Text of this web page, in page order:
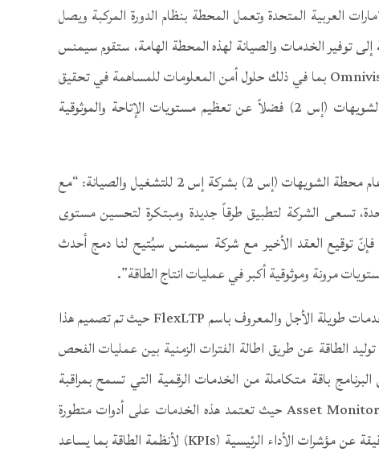
في أبوظبي بدولة الإمارات العربية المتحدة وتعمل المحطة بنظام الدورة المركبة ويصل
1500 ميجاوات. وبالإضافة إلى توفير الخدمات والصيانة لهذه المحطة الهامة، ستقوم سيمنس
أيضاً بتوفير باقة من خدماتها الرقمية والتي تُعرف باسم Omnivise بما في ذلك حلول أمن المعلومات للمساهمة في تحقيق
أعلى مستويات من المراقبة للأصول الإنتاجية بمحطة الشويهات (إس 2) فضلاً عن تعظيم مستويات الإتاحة والموثوقية
وتعليقاً على هذا العقد، صرح السيد راميش كاكدي، مدير عام محطة الشويهات (إس 2) بشركة إس 2 للتشغيل والصيانة: “مع
تسعى الشركة لتطبيق طرقاً جديدة ومبتكرة لتحسين مستوى
فإنّ توقيع العقد الأخير مع شركة سيمنس سيُتيح لنا دمج أحدث
مرونة وموثوقية أكبر في عمليات انتاج الطاقة”.
يُشار هنا أن العقد يتضمَّن أيضا تطبيق برنامج سيمنس للخدمات طويلة الأجل والمعروف باسم FlexLTP حيث تم تصميم هذا
الطاقة عن طريق اطالة الفترات الزمنية بين عمليات الفحص
باقة متكاملة من الخدمات الرقمية التي تسمح بمراقبة
وتشخيص أنظمة الطاقة عن بُعد، ومن ضمنها، خدمات Asset Monitor حيث تعتمد هذه الخدمات على أدوات متطورة
لتحليل البيانات تُزود مُشغلي المحطة ببيانات تفصيلية دقيقة عن مؤشرات الأداء الرئيسية (KPIs) لأنظمة الطاقة بما يساعد